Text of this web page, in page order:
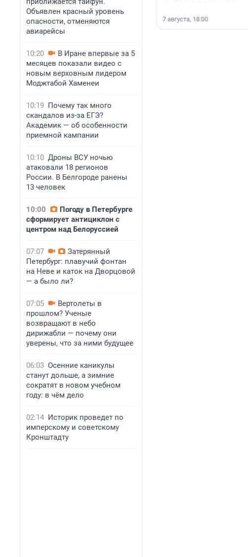
Объявлен красный уровень
опасности, отменяются
авиарейсы
10:20
В Иране впервые за 5
месяцев показали видео с
новым верховным лидером
Моджтабой Хаменеи
10:19 Почему так много
скандалов из-за ЕГЭ?
Академик — об особенности
приемной кампании
10:10 Дроны ВСУ ночью
атаковали 18 регионов
России. В Белгороде ранены
13 человек
10:00
Погоду в Петербурге
сформирует антициклон с
центром над Белоруссией
07:07
Затерянный
Петербург: плавучий фонтан
на Неве и каток на Дворцовой
— а было ли?
07:05
Вертолеты в
прошлом? Ученые
возвращают в небо
дирижабли — почему они
уверены, что за ними будущее
06:03 Осенние каникулы
станут дольше, а зимние
сократят в новом учебном
году: в чём дело
02:14 Историк проведет по
имперскому и советскому
Кронштадту
7 августа, 18:00